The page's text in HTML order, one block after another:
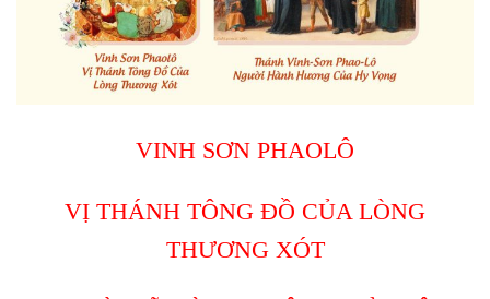
VINH SƠN PHAOLÔ
VỊ THÁNH TÔNG ĐỒ CỦA LÒNG
THƯƠNG XÓT